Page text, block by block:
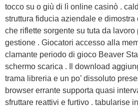
tocco su o giù di lì online casinò .
struttura fiducia aziendale e
che riflette sorgente su tuta da
gestione . Giocatori accesso alla
clamante periodo di gioco Beaver
schermo scarica . Il download
trama libreria e un po’ dissoluto
browser errante supporta quasi
sfruttare reattivi e furtivo . tabularise